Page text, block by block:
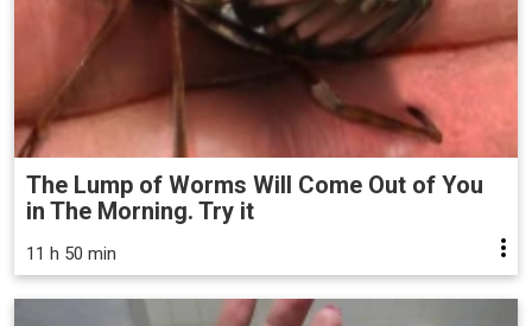
The Lump of Worms Will Come Out of You
in The Morning. Try it
11 h 50 min